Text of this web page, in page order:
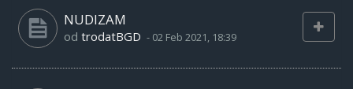
NUDIZAM
od trodatBGD - 02 Feb 2021, 18:39